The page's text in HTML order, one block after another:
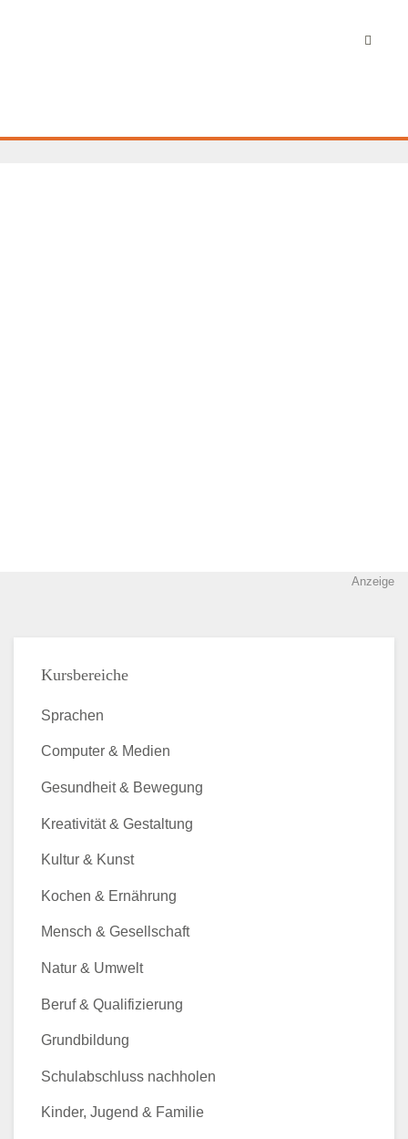
Anzeige
Kursbereiche
Sprachen
Computer & Medien
Gesundheit & Bewegung
Kreativität & Gestaltung
Kultur & Kunst
Kochen & Ernährung
Mensch & Gesellschaft
Natur & Umwelt
Beruf & Qualifizierung
Grundbildung
Schulabschluss nachholen
Kinder, Jugend & Familie